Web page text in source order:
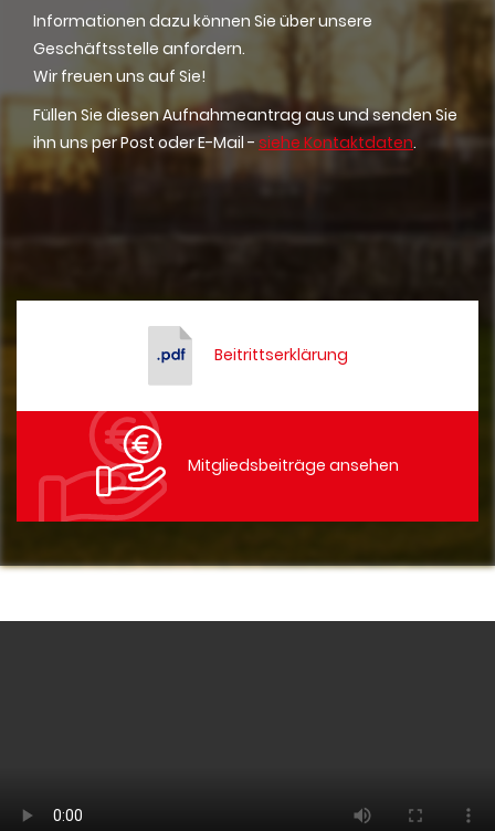
Informationen dazu können Sie über unsere
Geschäftsstelle anfordern.
Wir freuen uns auf Sie!
Füllen Sie diesen Aufnahmeantrag aus und senden Sie
ihn uns per Post oder E-Mail - siehe Kontaktdaten.
Beitrittserklärung
Mitgliedsbeiträge ansehen